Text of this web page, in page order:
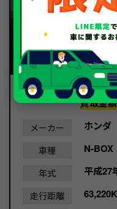
買取金
メーカー ホンダ
車種 N-BOX
年式 平成27
走行距離